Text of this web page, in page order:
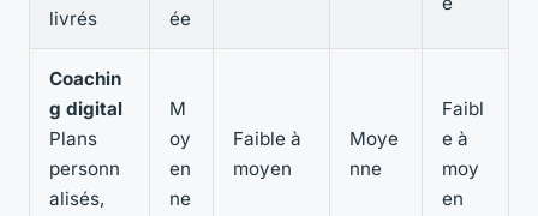
livrés ée
Coachin
g digital
Plans
personn
alisés,
M
oy
en
ne
Faible à
moyen
Moye
nne
Faibl
e à
moy
en